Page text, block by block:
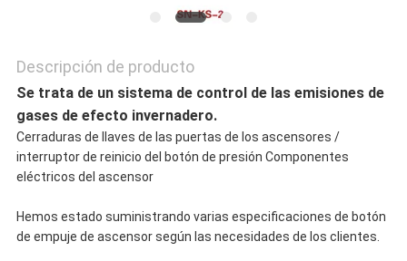
Descripción de producto
Se trata de un sistema de control de las emisiones de
gases de efecto invernadero.
Cerraduras de llaves de las puertas de los ascensores /
interruptor de reinicio del botón de presión Componentes
eléctricos del ascensor
Hemos estado suministrando varias especificaciones de botón
de empuje de ascensor según las necesidades de los clientes.